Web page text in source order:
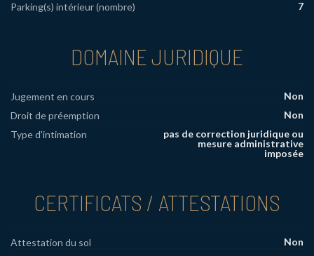
Parking(s) intérieur (nombre) 7
DOMAINE JURIDIQUE
Jugement en cours
Non
Droit de préemption
Non
Type d'intimation
pas de correction juridique ou
mesure administrative
imposée
CERTIFICATS / ATTESTATIONS
Attestation du sol
Non